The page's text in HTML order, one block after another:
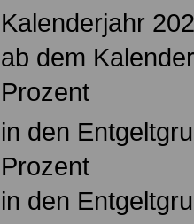
Kalenderjahr
ab dem
Prozent
in den
Prozent
in den